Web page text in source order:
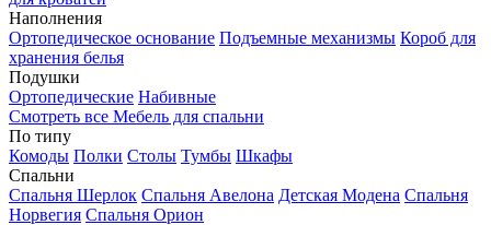
Наполнения
Ортопедическое основание Подъемные механизмы Короб для
хранения белья
Подушки
Ортопедические Набивные
Смотреть все Мебель для спальни
По типу
Комоды Полки Столы Тумбы Шкафы
Спальни
Спальня Шерлок Спальня Авелона Детская Модена Спальня
Норвегия Спальня Орион